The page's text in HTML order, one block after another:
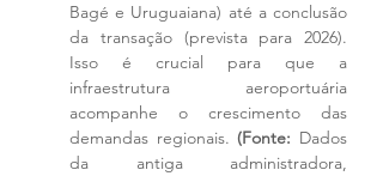
Bagé e Uruguaiana) até a conclusão
da transação (prevista para 2026).
Isso é crucial para que a
infraestrutura aeroportuária
acompanhe o crescimento das
demandas regionais. (Fonte: Dados
da antiga administradora,